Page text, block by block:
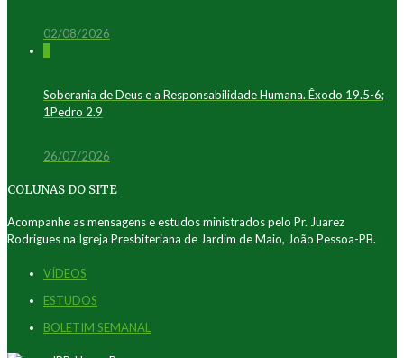
02/08/2026
Soberania de Deus e a Responsabilidade Humana. Êxodo 19.5-6;
1Pedro 2.9
26/07/2026
COLUNAS DO SITE
Acompanhe as mensagens e estudos ministrados pelo Pr. Juarez
Rodrigues na Igreja Presbiteriana de Jardim de Maio, João Pessoa-PB.
VÍDEOS
ESTUDOS
BOLETIM SEMANAL